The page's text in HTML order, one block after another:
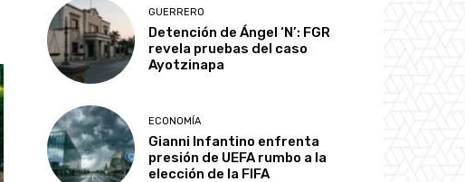
GUERRERO
Detención de Ángel ‘N’: FGR
revela pruebas del caso
Ayotzinapa
ECONOMÍA
Gianni Infantino enfrenta
presión de UEFA rumbo a la
elección de la FIFA